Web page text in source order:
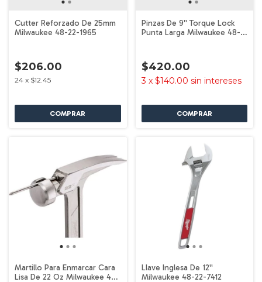
Cutter Reforzado De 25mm
Milwaukee 48-22-1965
$206.00
24 x $12.45
Pinzas De 9'' Torque Lock
Punta Larga Milwaukee 48-
$420.00
3 x $140.00 sin intereses
Martillo Para Enmarcar Cara
Lisa De 22 Oz Milwaukee 48-
Llave Inglesa De 12''
Milwaukee 48-22-7412